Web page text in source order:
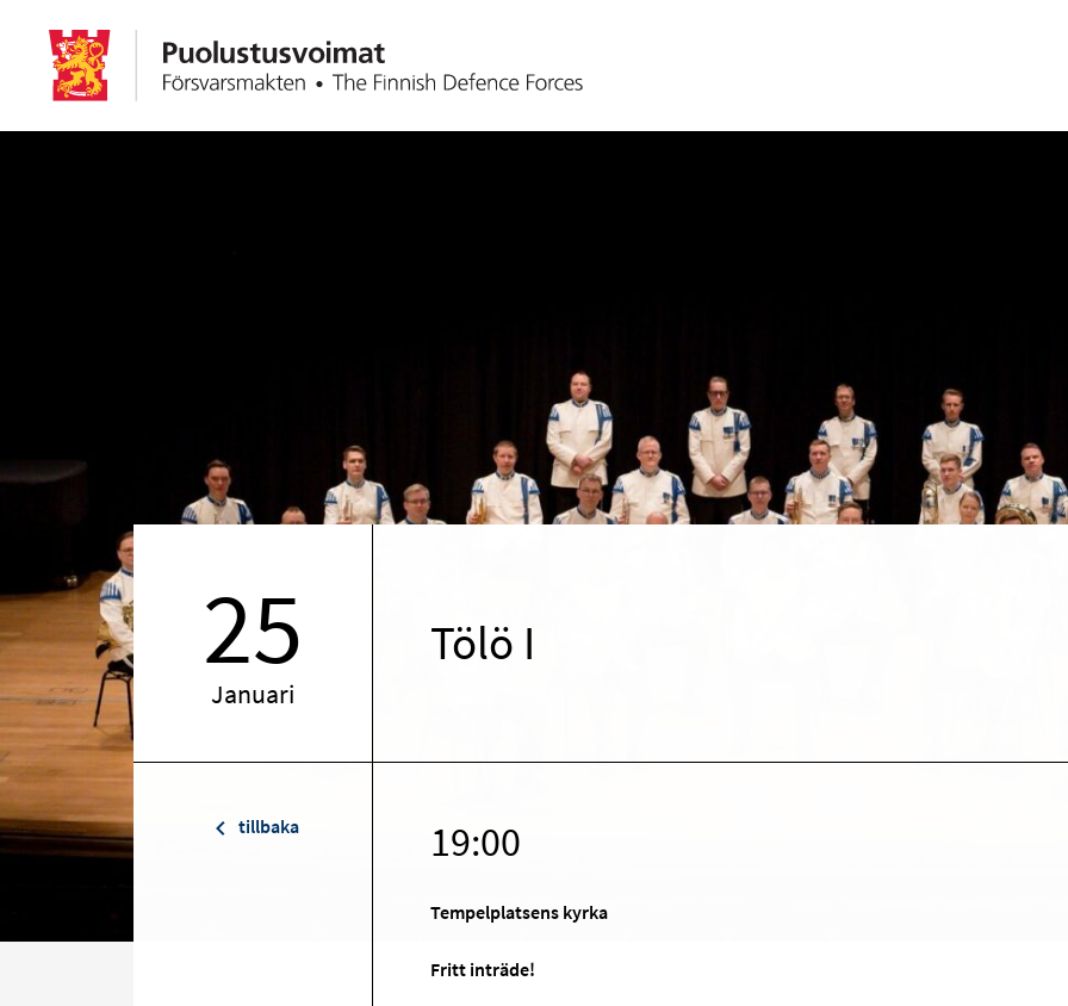
25
Januari
Tölö I
tillbaka 19:00
Tempelplatsens kyrka
Fritt inträde!